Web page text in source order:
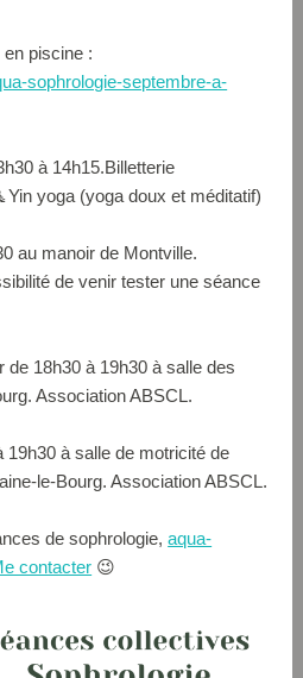
piscine :
sophrologie-septembre-a-
à 14h15.Billetterie
yoga (yoga doux et méditatif)
au manoir de Montville.
de venir tester une séance
18h30 à 19h30 à salle des
Association ABSCL.
à salle de motricité de
le-Bourg. Association ABSCL.
de sophrologie,aqua-
contacter 😉